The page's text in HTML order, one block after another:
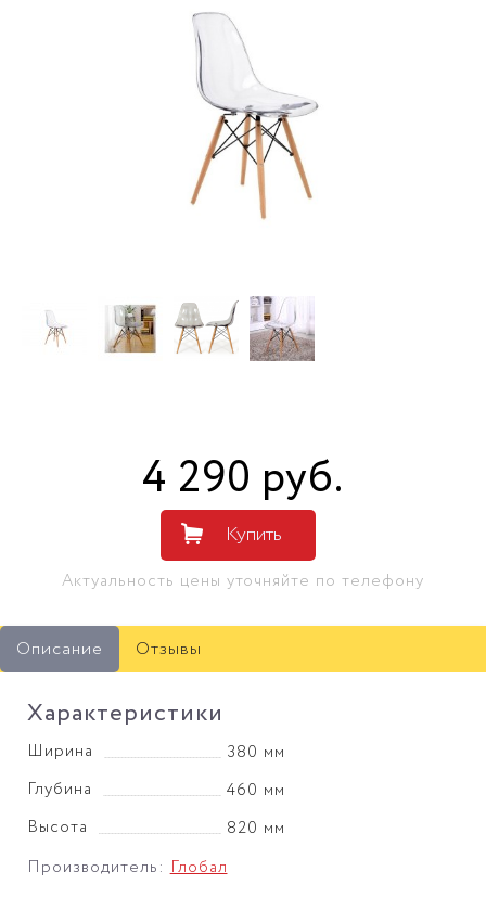
4 290 руб.
Купить
Актуальность цены уточняйте по телефону
Описание Отзывы
Характеристики
Ширина
380 мм
Глубина
460 мм
Высота
820 мм
Производитель:Глобал